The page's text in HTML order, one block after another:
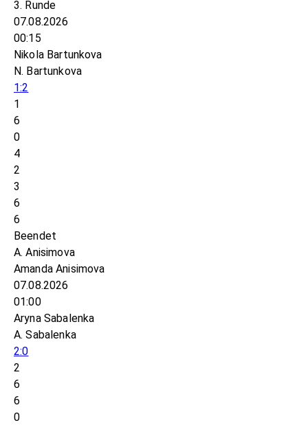
3. Runde
07.08.2026
00:15
Nikola Bartunkova
N. Bartunkova
1:2
1
6
0
4
2
3
6
6
Beendet
A. Anisimova
Amanda Anisimova
07.08.2026
01:00
Aryna Sabalenka
A. Sabalenka
2:0
2
6
6
0